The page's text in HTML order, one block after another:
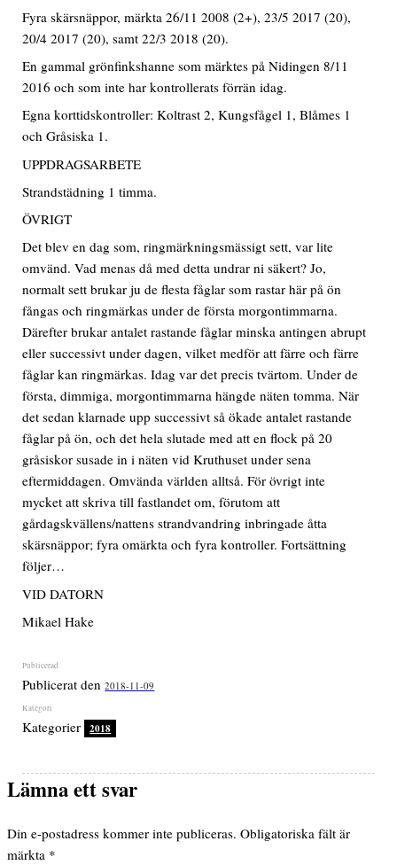
Fyra skärsnäppor, märkta 26/11 2008 (2+), 23/5 2017 (20),
20/4 2017 (20), samt 22/3 2018 (20).
En gammal grönfinkshanne som märktes på Nidingen 8/11
2016 och som inte har kontrollerats förrän idag.
Egna korttidskontroller: Koltrast 2, Kungsfågel 1, Blåmes 1
och Gråsiska 1.
UPPDRAGSARBETE
Strandstädning 1 timma.
ÖVRIGT
Det blev en dag som, ringmärkningsmässigt sett, var lite
omvänd. Vad menas då med detta undrar ni säkert? Jo,
normalt sett brukar ju de flesta fåglar som rastar här på ön
fångas och ringmärkas under de första morgontimmarna.
Därefter brukar antalet rastande fåglar minska antingen abrupt
eller successivt under dagen, vilket medför att färre och färre
fåglar kan ringmärkas. Idag var det precis tvärtom. Under de
första, dimmiga, morgontimmarna hängde näten tomma. När
det sedan klarnade upp successivt så ökade antalet rastande
fåglar på ön, och det hela slutade med att en flock på 20
gråsiskor susade in i näten vid Kruthuset under sena
eftermiddagen. Omvända världen alltså. För övrigt inte
mycket att skriva till fastlandet om, förutom att
gårdagskvällens/nattens strandvandring inbringade åtta
skärsnäppor; fyra omärkta och fyra kontroller. Fortsättning
följer…
VID DATORN
Mikael Hake
Publicerat den2018-11-09
Kategorier 2018
Lämna ett svar
Din e-postadress kommer inte publiceras. Obligatoriska fält är
märkta *